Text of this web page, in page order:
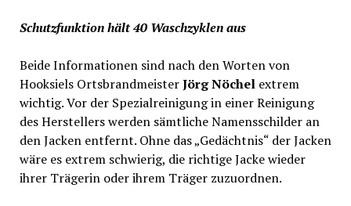
Schutzfunktion hält 40 Waschzyklen aus
Beide Informationen sind nach den Worten von
Hooksiels OrtsbrandmeisterJörg Nöchel extrem
wichtig. Vor der Spezialreinigung in einer Reinigung
des Herstellers werden sämtliche Namensschilder an
den Jacken entfernt. Ohne das „Gedächtnis“ der Jacken
wäre es extrem schwierig, die richtige Jacke wieder
ihrer Trägerin oder ihrem Träger zuzuordnen.